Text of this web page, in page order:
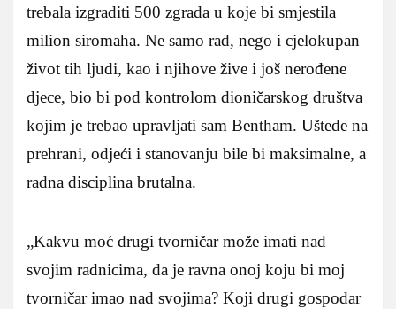
trebala izgraditi 500 zgrada u koje bi smjestila
milion siromaha. Ne samo rad, nego i cjelokupan
život tih ljudi, kao i njihove žive i još nerođene
djece, bio bi pod kontrolom dioničarskog društva
kojim je trebao upravljati sam Bentham. Uštede na
prehrani, odjeći i stanovanju bile bi maksimalne, a
radna disciplina brutalna.
„Kakvu moć drugi tvorničar može imati nad
svojim radnicima, da je ravna onoj koju bi moj
tvorničar imao nad svojima? Koji drugi gospodar